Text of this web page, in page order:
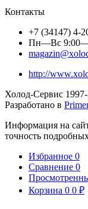
Контакты
+7 (34147) 4-
Пн—Вс
http://
Холод-Сервис 1997-
Разработано в
Информация на
точность
Избранное 0
Сравнение 0
Корзина 0 0 ₽